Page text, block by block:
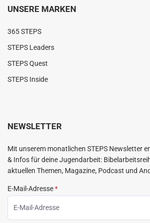
UNSERE MARKEN
365 STEPS
STEPS Leaders
STEPS Quest
STEPS Inside
NEWSLETTER
Mit unserem monatlichen STEPS Newsletter
& Infos für deine Jugendarbeit:
aktuellen Themen, Magazine, Podcast und
E-Mail-Adresse*